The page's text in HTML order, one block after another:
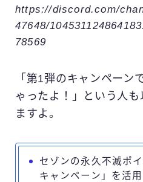
https://discord.com/
47648/
78569
「第1弾のキャンペーン
ゃったよ！」という人
ますよ。
セゾンの永久不滅ポ
キャンペーン」を活